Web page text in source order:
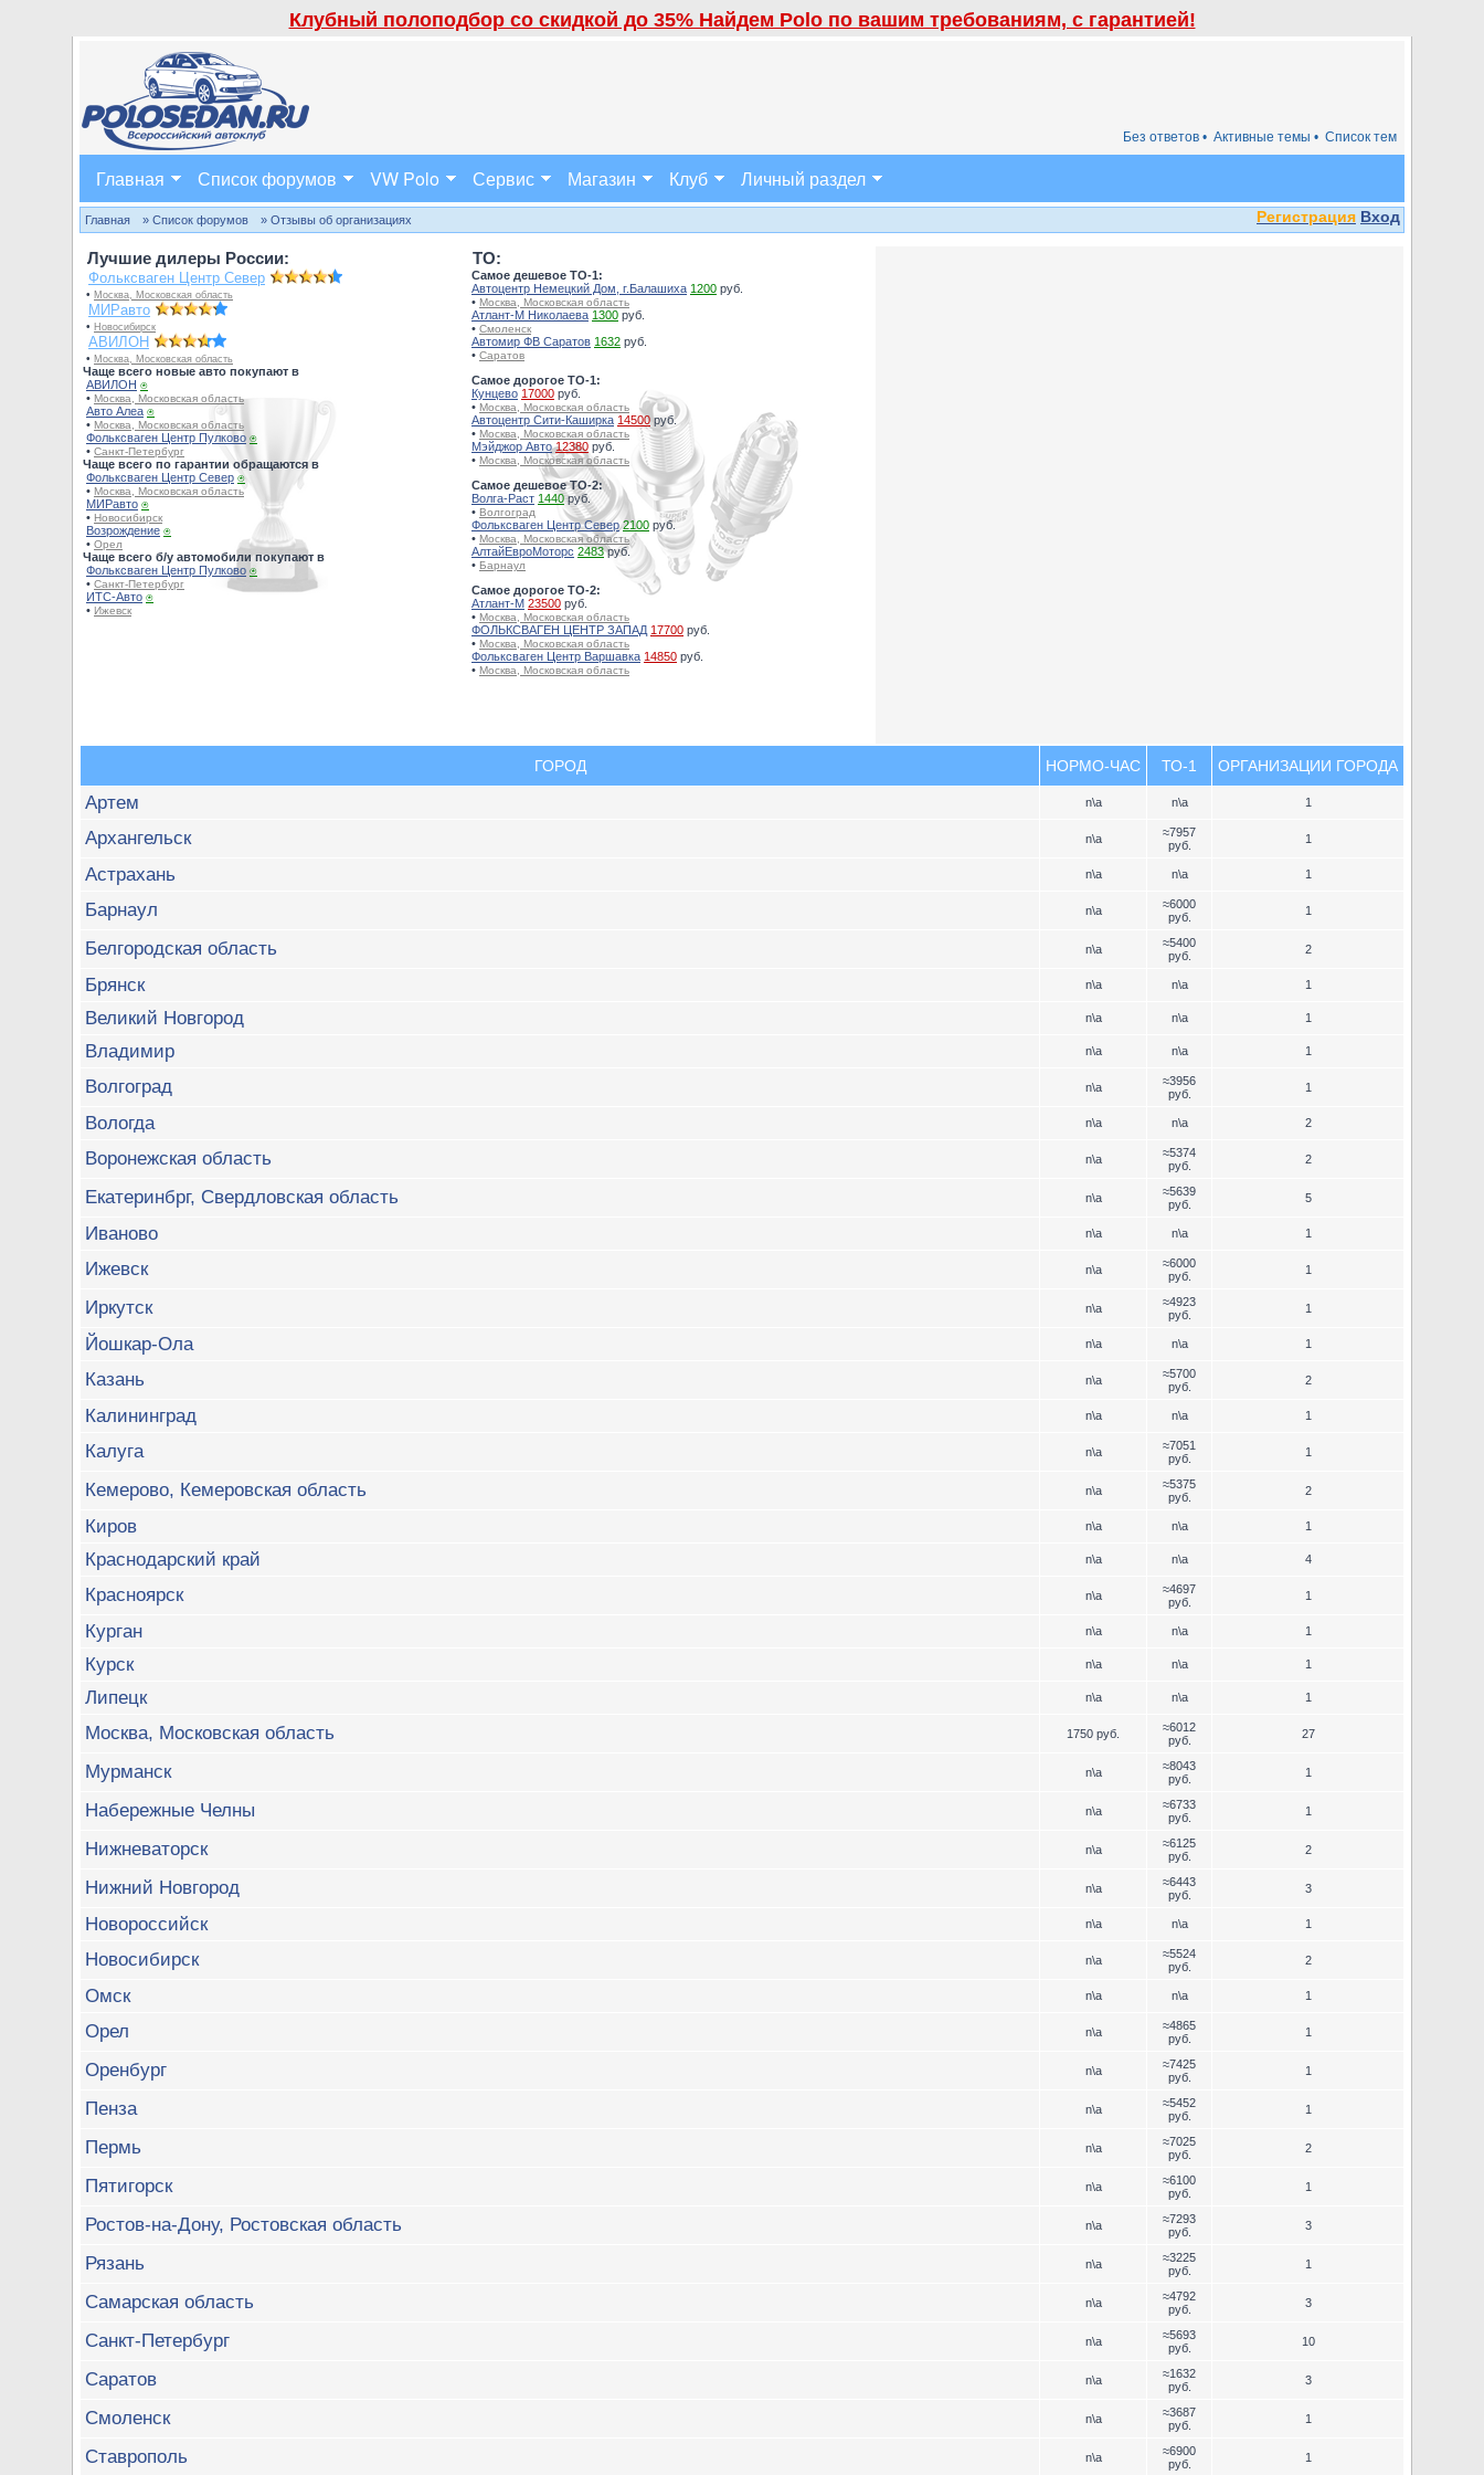
Клубный полоподбор со скидкой до 35% Найдем Polo по вашим требованиям, с гарантией!
Список тем
Активные темы •
Без ответов •
Главная Список форумов VW Polo Сервис Магазин Клуб Личный раздел
Регистрация Вход
Главная » Список форумов » Отзывы об организациях
Лучшие дилеры России:
Фольксваген Центр Север
• Москва, Московская область
МИРавто
• Новосибирск
АВИЛОН
• Москва, Московская область
Чаще всего новые авто покупают в
АВИЛОН ⍟
• Москва, Московская область
Авто Алеа ⍟
• Москва, Московская область
Фольксваген Центр Пулково ⍟
• Санкт-Петербург
Чаще всего по гарантии обращаются в
Фольксваген Центр Север ⍟
• Москва, Московская область
МИРавто ⍟
• Новосибирск
Возрождение ⍟
• Орел
Чаще всего б/у автомобили покупают в
Фольксваген Центр Пулково ⍟
• Санкт-Петербург
ИТС-Авто ⍟
• Ижевск
TO:
Самое дешевое ТО-1:
Автоцентр Немецкий Дом, г.Балашиха 1200 руб.
• Москва, Московская область
Атлант-М Николаева 1300 руб.
• Смоленск
Автомир ФВ Саратов 1632 руб.
• Саратов
Самое дорогое ТО-1:
Кунцево 17000 руб.
• Москва, Московская область
Автоцентр Сити-Каширка 14500 руб.
• Москва, Московская область
Мэйджор Авто 12380 руб.
• Москва, Московская область
Самое дешевое ТО-2:
Волга-Раст 1440руб.
• Волгоград
Фольксваген Центр Север 2100 руб.
• Москва, Московская область
АлтайЕвроМоторс 2483руб.
• Барнаул
Самое дорогое ТО-2:
Атлант-М 23500 руб.
• Москва, Московская область
ФОЛЬКСВАГЕН ЦЕНТР ЗАПАД 17700 руб.
• Москва, Московская область
Фольксваген Центр Варшавка 14850 руб.
• Москва, Московская область
ГОРОД НОРМО-ЧАС ТО-1 ОРГАНИЗАЦИИ ГОРОДА
Артем n\a n\a 1
Архангельск n\a
≈7957
руб.
1
Астрахань n\a n\a 1
Барнаул n\a
≈6000
руб.
1
Белгородская область n\a
≈5400
руб.
2
Брянск n\a n\a 1
Великий Новгород n\a n\a 1
Владимир n\a n\a 1
Волгоград n\a
≈3956
руб.
1
Вологда n\a n\a 2
Воронежская область n\a
≈5374
руб.
2
Екатеринбрг, Свердловская область n\a
≈5639
руб.
5
Иваново n\a n\a 1
Ижевск n\a
≈6000
руб.
1
Иркутск n\a
≈4923
руб.
1
Йошкар-Ола n\a n\a 1
Казань n\a
≈5700
руб.
2
Калининград n\a n\a 1
Калуга n\a
≈7051
руб.
1
Кемерово, Кемеровская область n\a
≈5375
руб.
2
Киров n\a n\a 1
Краснодарский край n\a n\a 4
Красноярск n\a
≈4697
руб.
1
Курган n\a n\a 1
Курск n\a n\a 1
Липецк n\a n\a 1
Москва, Московская область 1750 руб.
≈6012
руб.
27
Мурманск n\a
≈8043
руб.
1
Набережные Челны n\a
≈6733
руб.
1
Нижневаторск n\a
≈6125
руб.
2
Нижний Новгород n\a
≈6443
руб.
3
Новороссийск n\a n\a 1
Новосибирск n\a
≈5524
руб.
2
Омск n\a n\a 1
Орел n\a
≈4865
руб.
1
Оренбург n\a
≈7425
руб.
1
Пенза n\a
≈5452
руб.
1
Пермь n\a
≈7025
руб.
2
Пятигорск n\a
≈6100
руб.
1
Ростов-на-Дону, Ростовская область n\a
≈7293
руб.
3
Рязань n\a
≈3225
руб.
1
Самарская область n\a
≈4792
руб.
3
Санкт-Петербург n\a
≈5693
руб.
10
Саратов n\a
≈1632
руб.
3
Смоленск n\a
≈3687
руб.
1
Ставрополь n\a
≈6900
руб.
1